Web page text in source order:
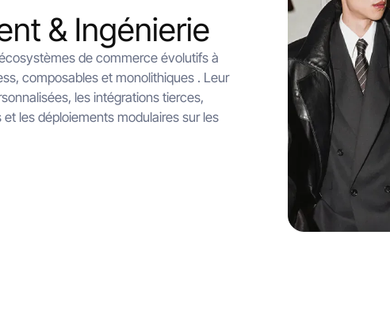
& Ingénierie
de commerce évolutifs à
composables et monolithiques . Leur
les intégrations tierces,
les déploiements modulaires sur les